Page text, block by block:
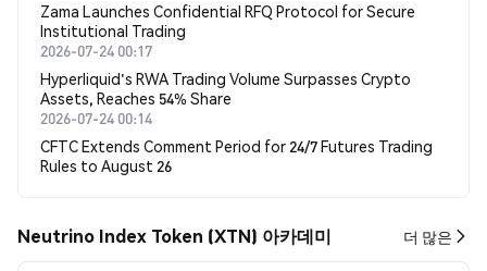
Zama Launches Confidential RFQ Protocol for Secure
Institutional Trading
2026-07-24 00:17
Hyperliquid's RWA Trading Volume Surpasses Crypto
Assets, Reaches 54% Share
2026-07-24 00:14
CFTC Extends Comment Period for 24/7 Futures Trading
Rules to August 26
Neutrino Index Token (XTN) 아카데미 더 많은